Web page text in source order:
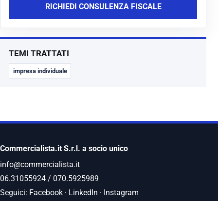
RICHIEDI CONSULENZA FISCALE
TEMI TRATTATI
impresa individuale
Commercialista.it S.r.l. a socio unico
info@commercialista.it
06.31055924 / 070.5925989
Seguici: Facebook · LinkedIn · Instagram